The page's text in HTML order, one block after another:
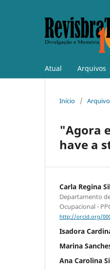
Atual Arquivos
Início /
"Agora
have a
Carla Regina
Departamento
Ocupacional -
http://orcid.org/
Isadora
Marina
Ana Carolina